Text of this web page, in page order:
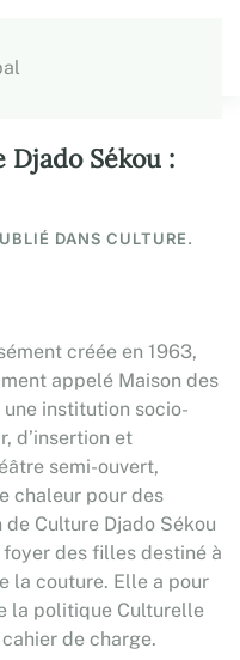
Sékou :
DANS CULTURE.
créée en 1963,
appelé Maison des
institution socio-
d’insertion et
semi-ouvert,
chaleur pour des
Culture Djado Sékou
des filles destiné à
la couture. Elle a pour
la politique Culturelle
de charge.